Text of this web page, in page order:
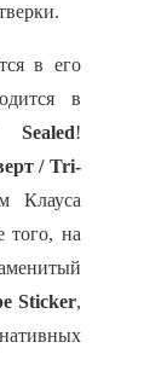
в его
в
!
/ Tri-
Клауса
того, на
Sticker,